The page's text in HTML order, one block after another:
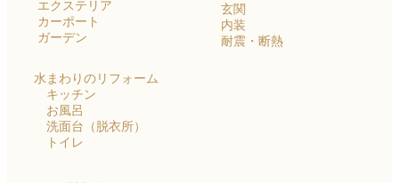
エクステリア
カーポート
ガーデン
水まわりのリフォーム
キッチン
お風呂
洗面台（脱衣所）
トイレ
玄関
内装
耐震・断熱